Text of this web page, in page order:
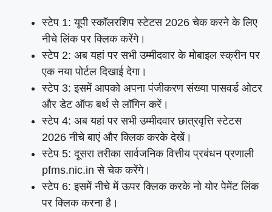
स्टेप 1: यूपी स्कॉलरशिप स्टेटस 2026 चेक करने के लिए
नीचे लिंक पर क्लिक करेंगे।
स्टेप 2: अब यहां पर सभी उम्मीदवार के मोबाइल स्क्रीन पर
एक नया पोर्टल दिखाई देगा।
स्टेप 3: इसमें आपको अपना पंजीकरण संख्या पासवर्ड ओटर
और डेट ऑफ बर्थ से लॉगिन करें।
स्टेप 4: अब यहां पर सभी उम्मीदवार छात्रवृत्ति स्टेटस
2026 नीचे बाएं और क्लिक करके देखें।
स्टेप 5: दूसरा तरीका सार्वजनिक वित्तीय प्रबंधन प्रणाली
pfms.nic.in से चेक करेंगे।
स्टेप 6: इसमें नीचे में ऊपर क्लिक करके नो योर पेमेंट लिंक
पर क्लिक करना है।